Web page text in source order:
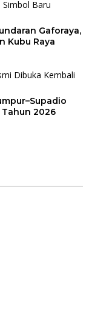
Gaforaya,
Kubu Raya
Tahun 2026